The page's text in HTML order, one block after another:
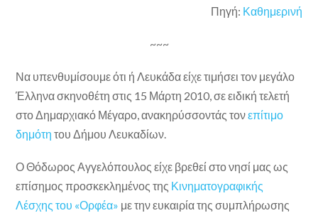
Πηγή: Καθημερινή
~~~
Να υπενθυμίσουμε ότι ή Λευκάδα είχε τιμήσει τον μεγάλο
Έλληνα σκηνοθέτη στις 15 Μάρτη 2010, σε ειδική τελετή
στο Δημαρχιακό Μέγαρο, ανακηρύσσοντάς τονεπίτιμο
δημότη του Δήμου Λευκαδίων.
Ο Θόδωρος Αγγελόπουλος είχε βρεθεί στο νησί μας ως
επίσημος προσκεκλημένος της Κινηματογραφικής
Λέσχης του «Ορφέα» με την ευκαιρία της συμπλήρωσης